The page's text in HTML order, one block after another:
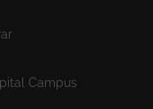
Campus